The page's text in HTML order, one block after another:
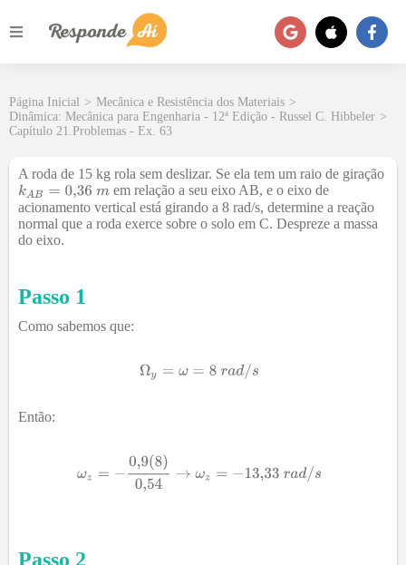
Página Inicial > Mecânica e Resistência dos Materiais >
Dinâmica: Mecânica para Engenharia - 12ª Edição - Russel C. Hibbeler >
Capítulo 21.Problemas - Ex. 63
A roda de 15 kg rola sem deslizar. Se ela tem um raio de giração
em relação a seu eixo AB, e o eixo de
acionamento vertical está girando a 8 rad/s, determine a reação
normal que a roda exerce sobre o solo em C. Despreze a massa
do eixo.
Passo 1
Como sabemos que:
Então:
Passo 2